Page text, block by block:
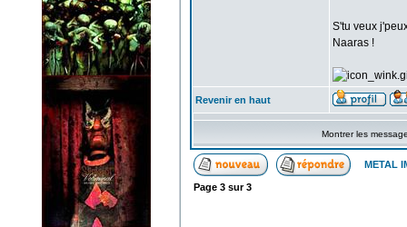
S'tu veux
Naaras !
Revenir en haut
Montrer les
METAL
Page 3 sur3